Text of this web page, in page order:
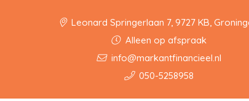
Leonard Springerlaan 7, 9727 KB,
Alleen op afspraak
info@markantfinancieel.nl
050-5258958